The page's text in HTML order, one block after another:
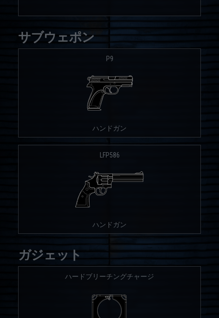
サブウェポン
P9
ハンドガン
LFP586
ハンドガン
ガジェット
ハードブリーチングチャージ